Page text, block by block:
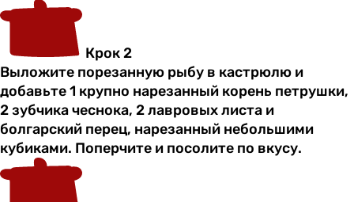
Крок 2
Выложите порезанную рыбу в кастрюлю и
добавьте 1 крупно нарезанный корень петрушки,
2 зубчика чеснока, 2 лавровых листа и
болгарский перец, нарезанный небольшими
кубиками. Поперчите и посолите по вкусу.